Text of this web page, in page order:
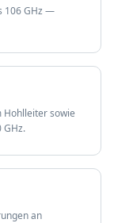
106 GHz —
Hohlleiter sowie
GHz.
an